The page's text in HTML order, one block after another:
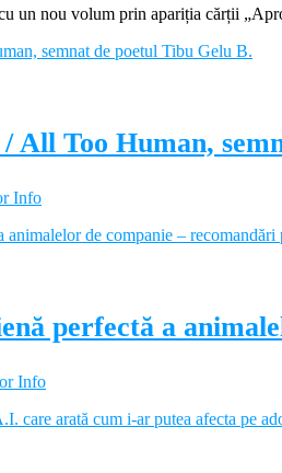
un nou volum prin apariția cărții
All Too Human,
Info
perfectă a
Info